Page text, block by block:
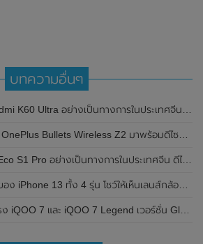
บทความอื่นๆ
ประเทศจีน มาพร้อมชิปเซ็ต Dimensity 9200+ , RAM 24GB , กล้อง Sony IMX800 และมีมาตรฐานกันน้ำ IP68
Z2 มาพร้อมดีไซน์แบบคล้องคอ และแบตเตอรี่ที่สามารถใช้งานได้นานถึง 30 ชั่วโมง
างการในประเทศจีน ดีไซน์เหมือน iPhone 14 Pro และมาพร้อมฟีเจอร์ Dynamic Island
13 ทั้ง 4 รุ่น โชว์ให้เห็นเลนส์กล้องเปลี่ยนตำแหน่งที่วางใหม่
iQOO 7 Legend เวอร์ชั่น Global อย่างเป็นทางการในประเทศอินเดีย